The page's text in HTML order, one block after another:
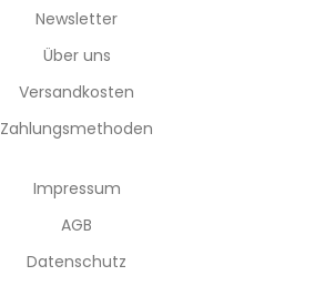
Newsletter
Über uns
Versandkosten
Zahlungsmethoden
Impressum
AGB
Datenschutz